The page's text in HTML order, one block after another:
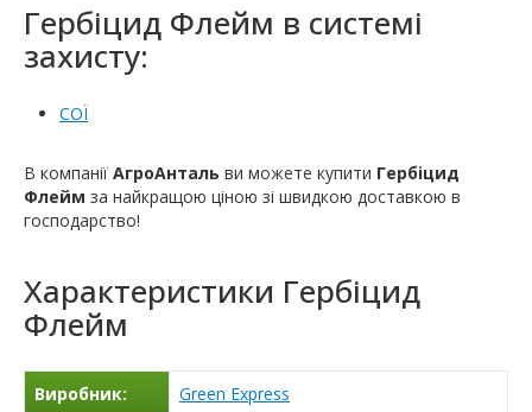
Гербіцид Флейм в системі
захисту:
СОЇ
В компанії АгроАнталь ви можете купити Гербіцид
Флейм за найкращою ціною зі швидкою доставкою в
господарство!
Характеристики Гербіцид
Флейм
Виробник: Green Express